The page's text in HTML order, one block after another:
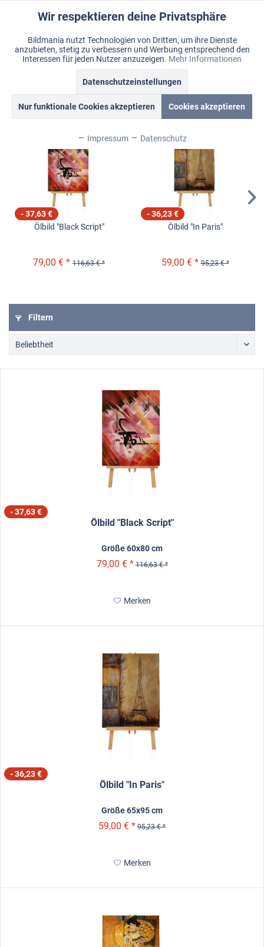
Warenkorb
Merkzettel Mein Konto
Menü
Topseller
- 37,63 €
Ölbild "Black Script"
79,00 € * 116,63 € *
- 36,23 €
Ölbild "In Paris"
59,00 € * 95,23 € *
Filtern
- 37,63 €
Ölbild "Black Script"
Größe 60x80 cm
79,00 € * 116,63 € *
Merken
- 36,23 €
Ölbild "In Paris"
Größe 65x95 cm
59,00 € * 95,23 € *
Merken
Funktionale Aktiv
Marketing Inaktiv
Inaktiv
Inaktiv
Sonstige Inaktiv
Chat Inaktiv
Wir respektieren deine Privatsphäre
Bildmania nutzt Technologien von Dritten, um ihre Dienste
anzubieten, stetig zu verbessern und Werbung entsprechend den
Interessen für jeden Nutzer anzuzeigen. Mehr Informationen
Datenschutzeinstellungen
Nur funktionale Cookies akzeptieren Cookies akzeptieren
Impressum Datenschutz